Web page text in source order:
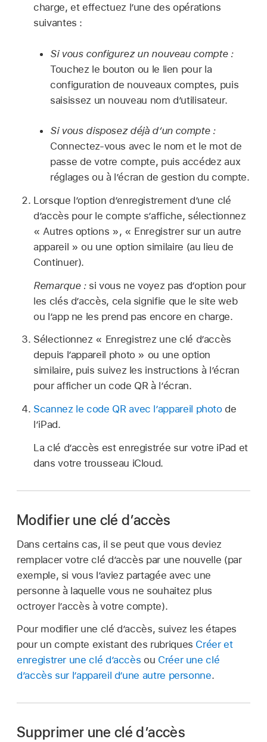
charge, et effectuez l’une des opérations
suivantes :
Si vous configurez un nouveau compte :
Touchez le bouton ou le lien pour la
configuration de nouveaux comptes, puis
saisissez un nouveau nom d’utilisateur.
Si vous disposez déjà d’un compte :
Connectez-vous avec le nom et le mot de
passe de votre compte, puis accédez aux
réglages ou à l’écran de gestion du compte.
Lorsque l’option d’enregistrement d’une clé
d’accès pour le compte s’affiche, sélectionnez
« Autres options », « Enregistrer sur un autre
appareil » ou une option similaire (au lieu de
Continuer).
Remarque : si vous ne voyez pas d’option pour
les clés d’accès, cela signifie que le site web
ou l’app ne les prend pas encore en charge.
Sélectionnez « Enregistrez une clé d’accès
depuis l’appareil photo » ou une option
similaire, puis suivez les instructions à l’écran
pour afficher un code QR à l’écran.
Scannez le code QR avec l’appareil photode
l’iPad.
La clé d’accès est enregistrée sur votre iPad et
dans votre trousseau iCloud.
Modifier une clé d’accès
Dans certains cas, il se peut que vous deviez
remplacer votre clé d’accès par une nouvelle (par
exemple, si vous l’aviez partagée avec une
personne à laquelle vous ne souhaitez plus
octroyer l’accès à votre compte).
Pour modifier une clé d’accès, suivez les étapes
pour un compte existant des rubriques Créer et
enregistrer une clé d’accès ou Créer une clé
d’accès sur l’appareil d’une autre personne.
Supprimer une clé d’accès